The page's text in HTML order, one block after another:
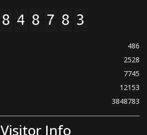
486
2528
7745
12153
3848783
Visitor Info